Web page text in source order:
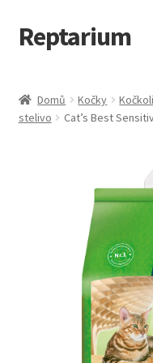
Přeskočit
na
Přejít
k
webu
Reptarium
Košík
Malá zvířata — Klece,
Vše pro kočky
Domů Kočky
stelivo
Cat’s Best